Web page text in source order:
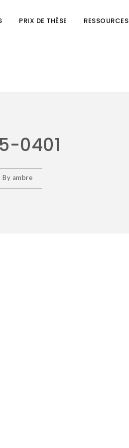
PRIX DE THÈSE RESSOURCES
0401
By ambre